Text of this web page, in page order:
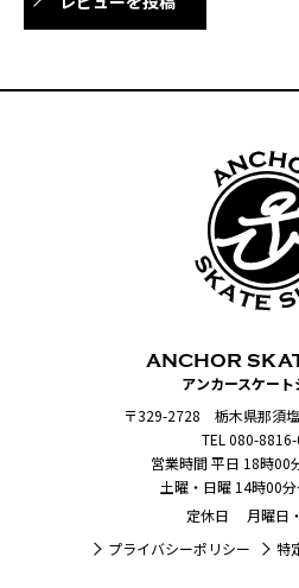
ANCHOR
アンカースケート
〒329-2728 栃木県那須
TEL 080-8816-
営業時間 平日 18時00
土曜・日曜 14時00
定休日 月曜日
プライバシーポリシー
特